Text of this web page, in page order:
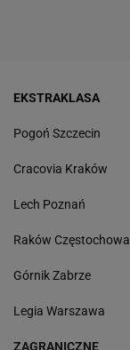
EKSTRAKLASA
Pogoń Szczecin
Cracovia Kraków
Lech Poznań
Raków Częstochowa
Górnik Zabrze
Legia Warszawa
ZAGRANICZNE